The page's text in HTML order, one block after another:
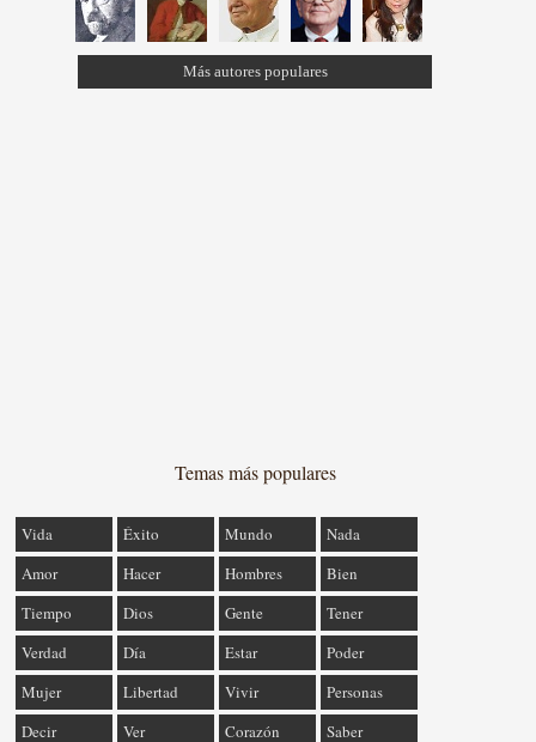
Más autores populares
Temas más populares
Vida Éxito Mundo
Nada
Amor
Hacer Hombres
Bien
Tiempo
Dios Gente
Tener
Verdad
Día Estar
Poder
Mujer
Libertad Vivir
Personas
Decir
Ver Corazón Saber